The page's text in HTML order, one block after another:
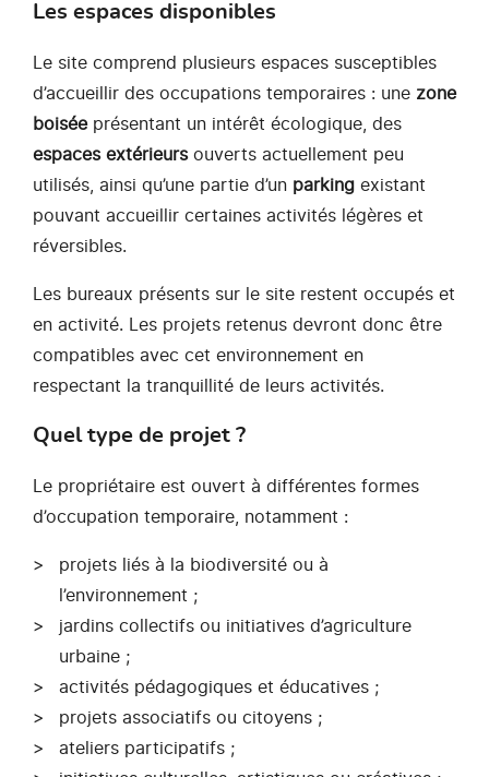
Les espaces disponibles
Le site comprend plusieurs espaces susceptibles
d’accueillir des occupations temporaires : une zone
boiséeprésentant un intérêt écologique, des
espaces extérieursouverts actuellement peu
utilisés, ainsi qu’une partie d’un parking existant
pouvant accueillir certaines activités légères et
réversibles.
Les bureaux présents sur le site restent occupés et
en activité. Les projets retenus devront donc être
compatibles avec cet environnement en
respectant la tranquillité de leurs activités.
Quel type de projet ?
Le propriétaire est ouvert à différentes formes
d’occupation temporaire, notamment :
projets liés à la biodiversité ou à
l’environnement ;
jardins collectifs ou initiatives d’agriculture
urbaine ;
activités pédagogiques et éducatives ;
projets associatifs ou citoyens ;
ateliers participatifs ;